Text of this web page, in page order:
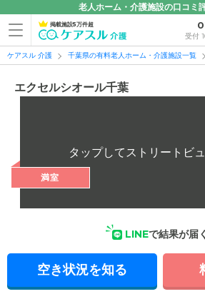
老人ホーム・介護施設の口コミ
掲載施設5万件超
受付
ケアスル 介護 千葉県の有料老人ホーム・介護施設一覧
エクセルシオール千葉
満室
LINEで結果が届
空き状況を知る